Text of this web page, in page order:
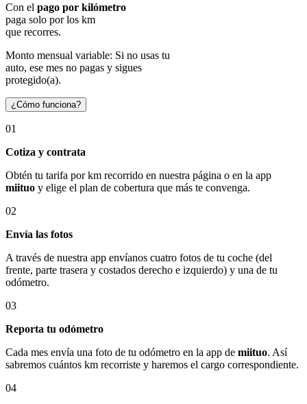
Con el pago por kilómetro
paga solo por los km
que recorres.
Monto mensual variable: Si no usas tu
auto, ese mes no pagas y sigues
protegido(a).
¿Cómo funciona?
01
Cotiza y contrata
Obtén tu tarifa por km recorrido en nuestra página o en la app
miituo y elige el plan de cobertura que más te convenga.
02
Envía las fotos
A través de nuestra app envíanos cuatro fotos de tu coche (del
frente, parte trasera y costados derecho e izquierdo) y una de tu
odómetro.
03
Reporta tu odómetro
Cada mes envía una foto de tu odómetro en la app de miituo. Así
sabremos cuántos km recorriste y haremos el cargo correspondiente.
04